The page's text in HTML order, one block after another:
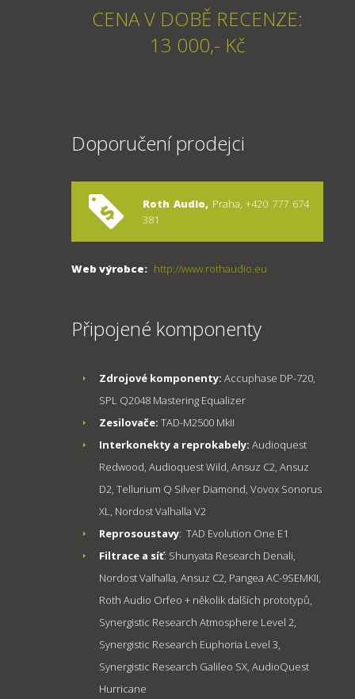
CENA V DOBĚ RECENZE:
13 000,- Kč
Doporučení prodejci
Roth Audio, Praha, +420 777 674
381
Web výrobce: http://www.rothaudio.eu
Připojené komponenty
Zdrojové komponenty: Accuphase DP-720,
SPL Q2048 Mastering Equalizer
Zesilovače: TAD-M2500 MkII
Interkonekty a reprokabely: Audioquest
Redwood, Audioquest Wild, Ansuz C2, Ansuz
D2, Tellurium Q Silver Diamond, Vovox Sonorus
XL, Nordost Valhalla V2
Reprosoustavy: TAD Evolution One E1
Filtrace a síť: Shunyata Research Denali,
Nordost Valhalla, Ansuz C2, Pangea AC-9SEMKII,
Roth Audio Orfeo + několik dalších prototypů,
Synergistic Research Atmosphere Level 2,
Synergistic Research Euphoria Level 3,
Synergistic Research Galileo SX, AudioQuest
Hurricane